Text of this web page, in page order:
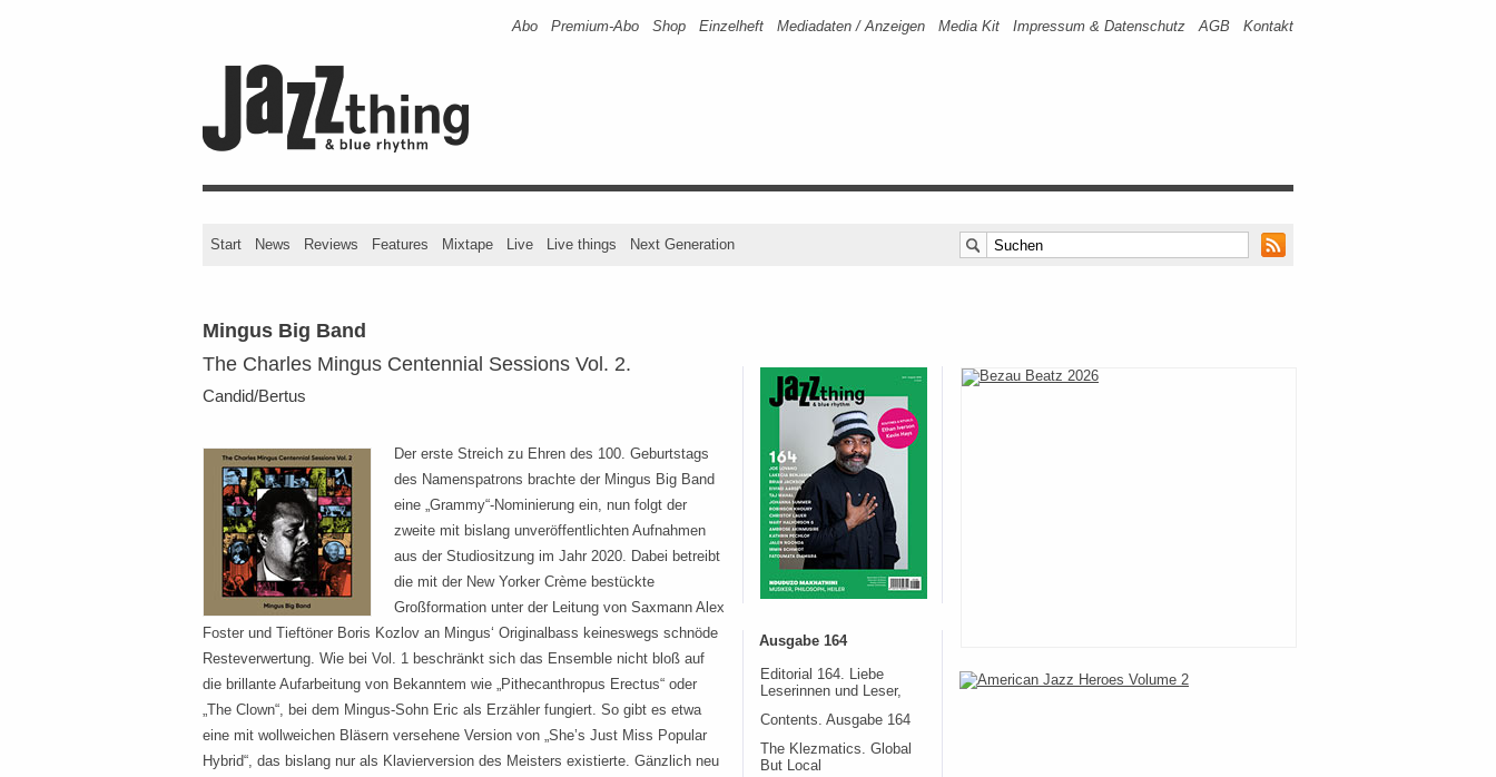
Abo Premium-Abo Shop Einzelheft Mediadaten / Anzeigen Media Kit Impressum & Datenschutz AGB Kontakt
Start News Reviews Features Mixtape Live Live things Next Generation
Mingus Big Band
The Charles Mingus Centennial Sessions Vol. 2.
Candid/Bertus
Der erste Streich zu Ehren des 100. Geburtstags
des Namenspatrons brachte der Mingus Big Band
eine „Grammy“-Nominierung ein, nun folgt der
zweite mit bislang unveröffentlichten Aufnahmen
aus der Studiositzung im Jahr 2020. Dabei betreibt
die mit der New Yorker Crème bestückte
Großformation unter der Leitung von Saxmann Alex
Foster und Tieftöner Boris Kozlov an Mingus‘ Originalbass keineswegs schnöde
Resteverwertung. Wie bei Vol. 1 beschränkt sich das Ensemble nicht bloß auf
die brillante Aufarbeitung von Bekanntem wie „Pithecanthropus Erectus“ oder
„The Clown“, bei dem Mingus-Sohn Eric als Erzähler fungiert. So gibt es etwa
eine mit wollweichen Bläsern versehene Version von „She’s Just Miss Popular
Hybrid“, das bislang nur als Klavierversion des Meisters existierte. Gänzlich neu
Ausgabe 164
Editorial 164. Liebe
Leserinnen und Leser,
Contents. Ausgabe 164
The Klezmatics. Global
But Local